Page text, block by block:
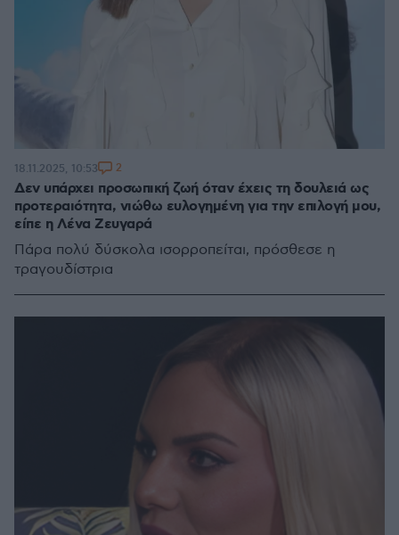
Δεν υπάρχει προσωπική ζωή όταν έχεις τη δουλειά ως
προτεραιότητα, νιώθω ευλογημένη για την επιλογή μου,
είπε η Λένα Ζευγαρά
Πάρα πολύ δύσκολα ισορροπείται, πρόσθεσε η
τραγουδίστρια
18.11.2025, 10:53 2